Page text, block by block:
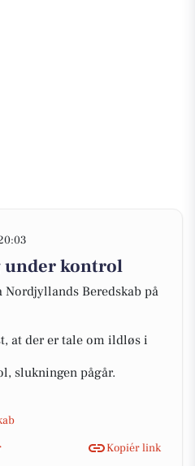
under kontrol
Nordjyllands Beredskab på
at der er tale om ildløs i
slukningen pågår.
Kopiér link